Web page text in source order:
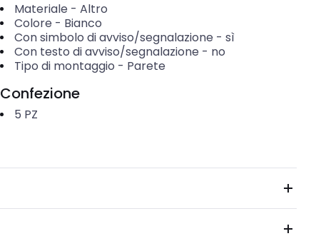
Materiale - Altro
Colore - Bianco
Con simbolo di avviso/segnalazione - sì
Con testo di avviso/segnalazione - no
Tipo di montaggio - Parete
Confezione
5 PZ